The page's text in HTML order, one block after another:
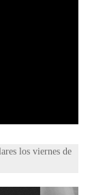
los viernes de